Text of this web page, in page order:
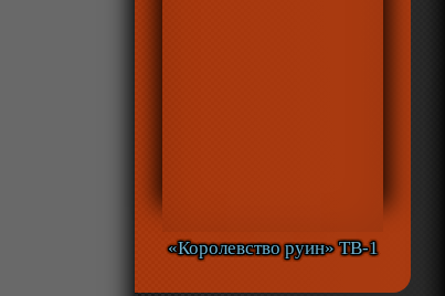
«Королевство руин» ТВ-1